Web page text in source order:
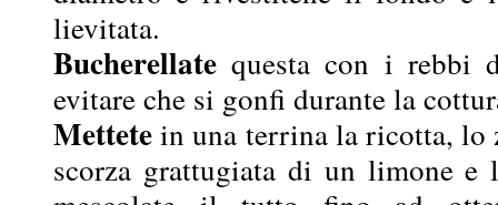
lievitata.
Bucherellate questa con i rebbi
evitare che si gonfi durante la
Mettetein una terrina la ricotta, lo
scorza grattugiata di un limone e